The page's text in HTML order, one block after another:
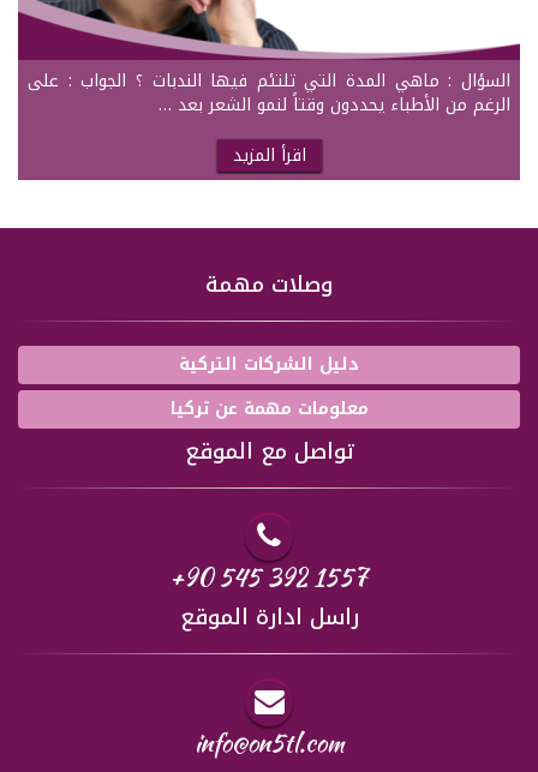
السؤال : ماهي المدة التي تلتئم فيها الندبات ؟ الجواب : على
الرغم من الأطباء يحددون وقتاً لنمو الشعر بعد …
اقرأ المزيد
وصلات مهمة
دليل الشركات التركية
معلومات مهمة عن تركيا
تواصل مع الموقع
+90 545 392 1557
راسل ادارة الموقع
info@on5tl.com